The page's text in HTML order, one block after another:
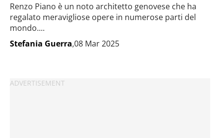
Renzo Piano è un noto architetto genovese che ha
regalato meravigliose opere in numerose parti del
mondo....
Stefania Guerra,08 Mar 2025